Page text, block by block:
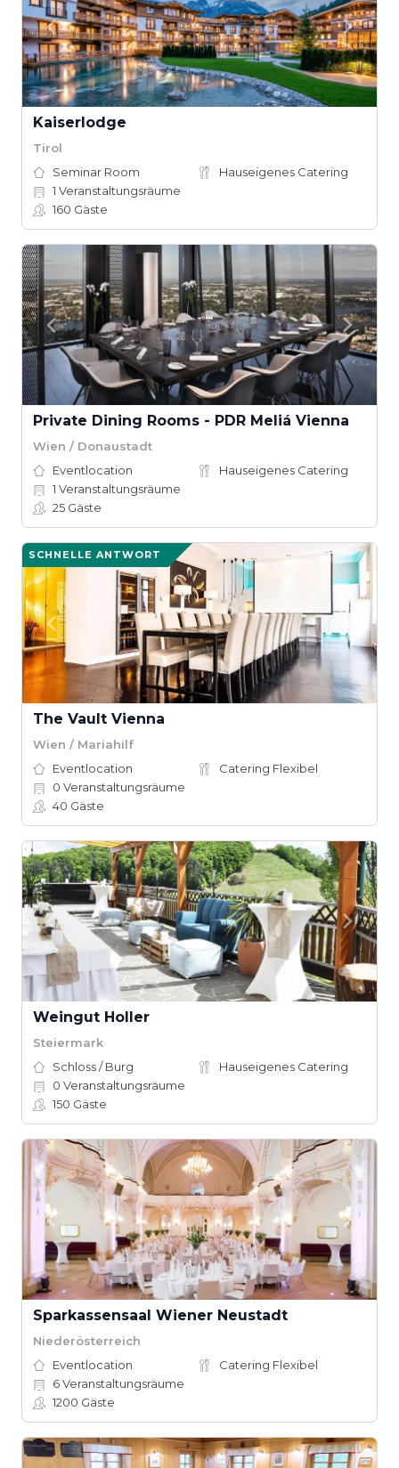
Kaiserlodge
Tirol
Seminar Room
Hauseigenes Catering
1 Veranstaltungsräume
160 Gäste
Private Dining Rooms - PDR Meliá Vienna
Wien / Donaustadt
Eventlocation
Hauseigenes Catering
1 Veranstaltungsräume
25 Gäste
SCHNELLE ANTWORT
The Vault Vienna
Wien / Mariahilf
Eventlocation
Catering Flexibel
0 Veranstaltungsräume
40 Gäste
Weingut Holler
Steiermark
Schloss / Burg
Hauseigenes Catering
0 Veranstaltungsräume
150 Gäste
Sparkassensaal Wiener Neustadt
Niederösterreich
Eventlocation
Catering Flexibel
6Veranstaltungsräume
1200 Gäste